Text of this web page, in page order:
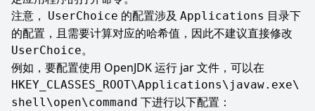
注意，
UserChoice 的配置涉及 Applications 目录下
的配置，且需要计算对应的哈希值，因此不建议直接修改
UserChoice。
例如，要配置使用 OpenJDK 运行 jar 文件，可以在
HKEY_CLASSES_ROOT\Applications\javaw.exe\
shell\open\command 下进行以下配置：